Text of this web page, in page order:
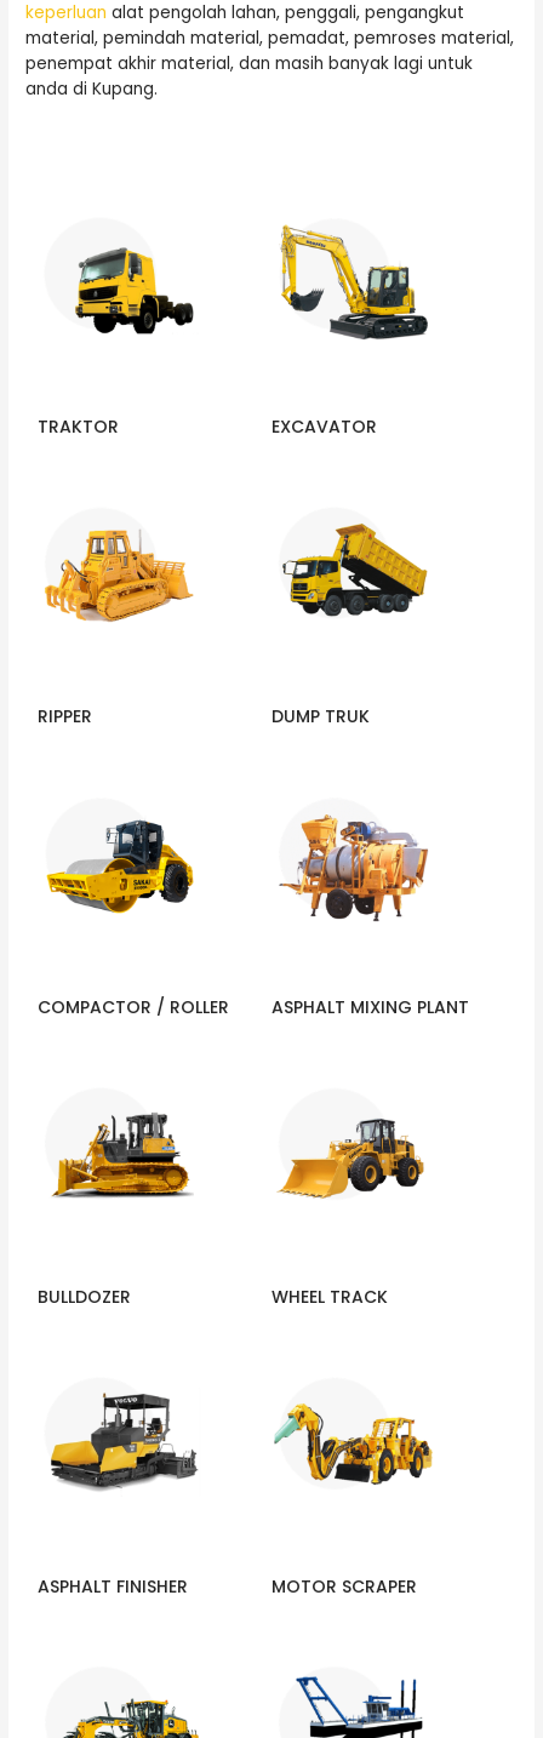
keperluan alat pengolah lahan, penggali, pengangkut
material, pemindah material, pemadat, pemroses material,
penempat akhir material, dan masih banyak lagi untuk
anda di Kupang.
TRAKTOR
RIPPER
COMPACTOR / ROLLER
BULLDOZER
ASPHALT FINISHER
EXCAVATOR
DUMP TRUK
ASPHALT MIXING PLANT
WHEEL TRACK
MOTOR SCRAPER